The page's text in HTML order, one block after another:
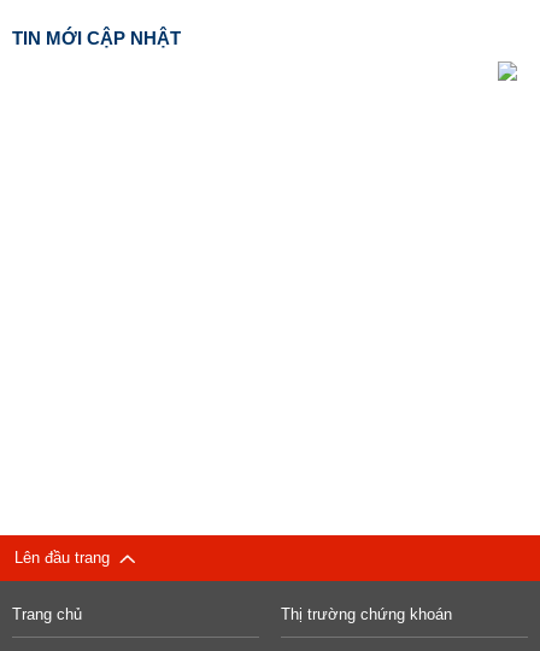
TIN MỚI CẬP NHẬT
Lên đầu trang
Trang chủ Thị trường chứng khoán